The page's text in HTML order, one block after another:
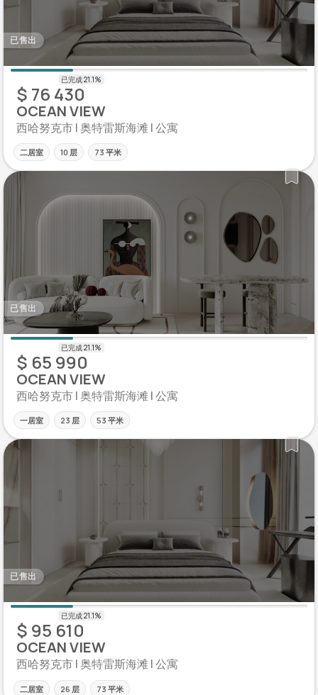
已售出
$ 76 430
OCEAN VIEW
西哈努克市 | 奥特雷斯海滩 | 公寓
二居室 10 层 73 平米
已售出
$ 65 990
OCEAN VIEW
西哈努克市 | 奥特雷斯海滩 | 公寓
一居室 23 层 53 平米
已售出
$ 95 610
OCEAN VIEW
西哈努克市 | 奥特雷斯海滩 | 公寓
二居室 26 层 73 平米